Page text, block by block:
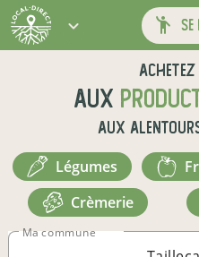
aux
aux
légumes
crèmerie
Ma commune